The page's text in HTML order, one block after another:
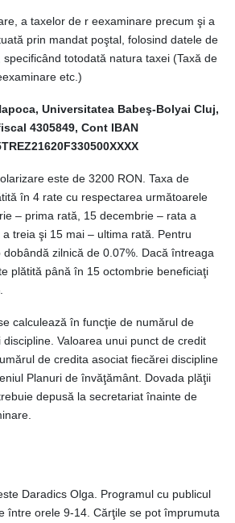
a taxelor de r eexaminare precum şi a
prin mandat poştal, folosind datele de
totodată natura taxei (Taxă de
etc.)
Universitatea Babeş-Bolyai Cluj,
4305849, Cont IBAN
este de 3200 RON. Taxa de
în 4 rate cu respectarea următoarele
– prima rată, 15 decembrie – rata a
treia şi 15 mai – ultima rată. Pentru
zilnică de 0.07%. Dacă întreaga
plătită până în 15 octombrie beneficiaţi
calculează în funcţie de numărul de
Valoarea unui punct de credit
de credita asociat fiecărei discipline
Planuri de învăţământ. Dovada plăţii
depusă la secretariat înainte de
Daradics Olga. Programul cu publicul
între orele 9-14. Cărţile se pot împrumuta